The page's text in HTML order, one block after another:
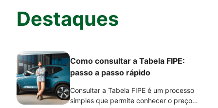
Destaques
Como consultar a Tabela FIPE:
passo a passo rápido
Consultar a Tabela FIPE é um processo
simples que permite conhecer o preço